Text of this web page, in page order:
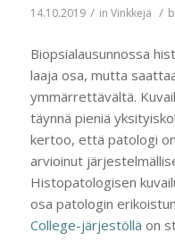
14.10.2019 / in Vinkkejä /
Biopsialausunnossa
laaja osa, mutta
ymmärrettävältä.
täynnä pieniä
kertoo, että patologi
arvioinut
Histopatologisen
osa patologin
College-järjestöllä on